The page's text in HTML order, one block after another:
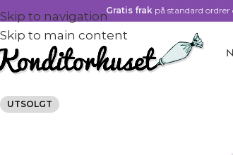
Skip to navigation
Skip to main content
Gratis frak på standard ordrer
UTSOLGT